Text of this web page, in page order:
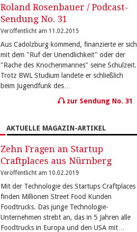
Roland Rosenbauer / Podcast-
Sendung No. 31
Veröffentlicht am 11.02.2015
Aus Cadolzburg kommend, finanzierte er sich
mit dem "Ruf der Unendlichkeit" oder der
"Rache des Knochenmannes" seine Schulzeit.
Trotz BWL Studium landete er schließlich
beim Jugendfunk des…
zur Sendung No. 31
AKTUELLE MAGAZIN-ARTIKEL
Zehn Fragen an Startup
Craftplaces aus Nürnberg
Veröffentlicht am 10.02.2019
Mit der Technologie des Startups Craftplaces
finden Millionen Street Food Kunden
Foodtrucks. Das junge Technologie-
Unternehmen strebt an, das in 5 Jahren alle
Foodtrucks in Europa und den USA mit…